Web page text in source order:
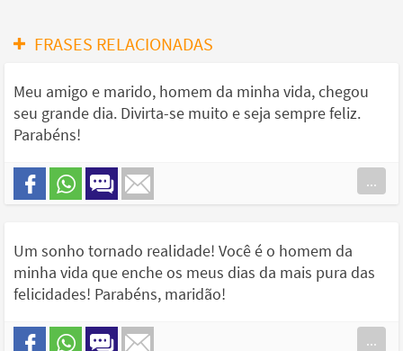
FRASES RELACIONADAS
Meu amigo e marido, homem da minha vida, chegou
seu grande dia. Divirta-se muito e seja sempre feliz.
Parabéns!
...
Um sonho tornado realidade! Você é o homem da
minha vida que enche os meus dias da mais pura das
felicidades! Parabéns, maridão!
...